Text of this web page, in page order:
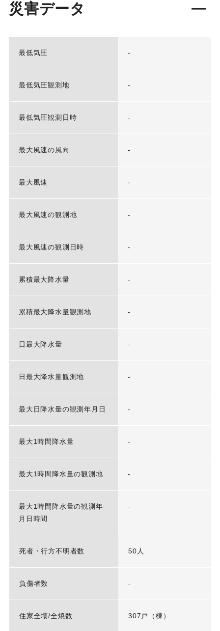
災害データ
最低気圧 -
最低気圧観測地 -
最低気圧観測日時 -
最大風速の風向 -
最大風速 -
最大風速の観測地 -
最大風速の観測日時 -
累積最大降水量 -
累積最大降水量観測地 -
日最大降水量 -
日最大降水量観測地 -
最大日降水量の観測年月日 -
最大1時間降水量 -
最大1時間降水量の観測地 -
最大1時間降水量の観測年
月日時間
-
死者・行方不明者数 50人
負傷者数 -
住家全壊/全焼数 307戸（棟）